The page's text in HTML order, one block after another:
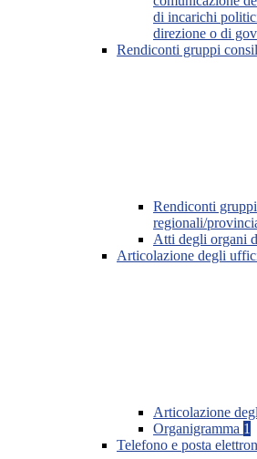
di incarichi
direzione o di
Rendiconti gruppi
Rendiconti
regionali/
Atti degli organi
Articolazione degli
Articolazione
Organigramma 1
Telefono e posta